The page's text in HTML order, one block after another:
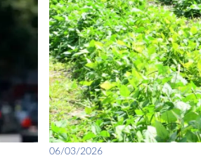
06/03/2026